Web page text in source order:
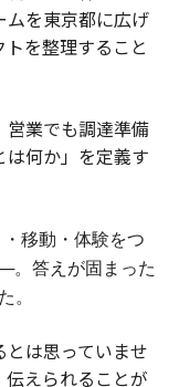
ムを東京都に広げ
を整理すること
営業でも調達準備
何か」を定義す
移動・体験をつ
。答えが固まった
。
とは思っていませ
えられることが